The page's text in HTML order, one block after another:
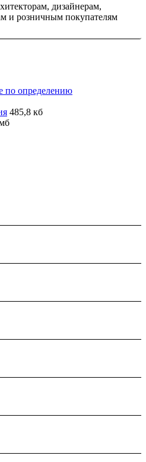
дизайнерам,
и розничным покупателям
по определению
485,8 кб